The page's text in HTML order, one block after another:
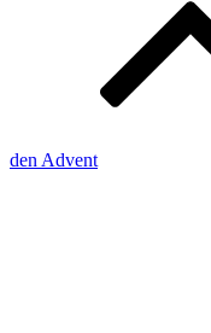
den Advent